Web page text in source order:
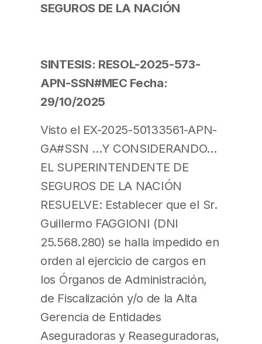
SEGUROS DE LA NACIÓN
SINTESIS: RESOL-2025-573-
APN-SSN#MEC Fecha:
29/10/2025
Visto el EX-2025-50133561-APN-
GA#SSN …Y CONSIDERANDO…
EL SUPERINTENDENTE DE
SEGUROS DE LA NACIÓN
RESUELVE: Establecer que el Sr.
Guillermo FAGGIONI (DNI
25.568.280) se halla impedido en
orden al ejercicio de cargos en
los Órganos de Administración,
de Fiscalización y/o de la Alta
Gerencia de Entidades
Aseguradoras y Reaseguradoras,